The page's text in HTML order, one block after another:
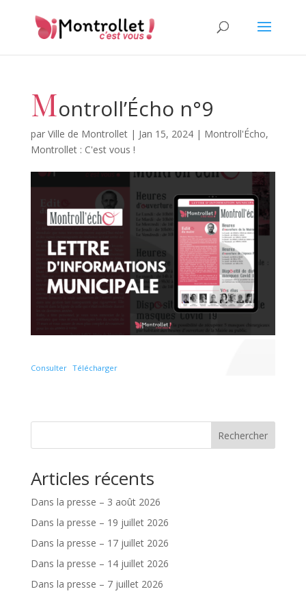
Montroll’Écho n°9
par Ville de Montrollet| Jan 15, 2024| Montroll'Écho,
Montrollet : C'est vous !
Consulter Télécharger
Rechercher
Articles récents
Dans la presse – 3 août 2026
Dans la presse – 19 juillet 2026
Dans la presse – 17 juillet 2026
Dans la presse – 14 juillet 2026
Dans la presse – 7 juillet 2026